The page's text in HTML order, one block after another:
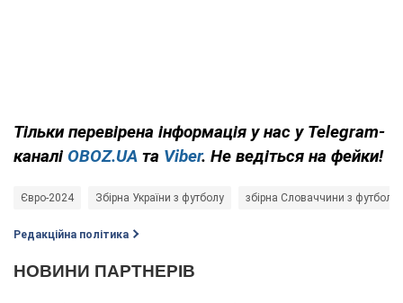
Тільки перевірена інформація у нас у Telegram-
каналі OBOZ.UA та Viber. Не ведіться на фейки!
Євро-2024 Збірна України з футболу збірна Словаччини з футболу
Редакційна політика